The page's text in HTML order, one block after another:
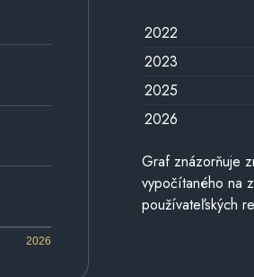
2026
2022
2023
2025
2026
Graf znázorňuje
vypočítaného na
používateľských